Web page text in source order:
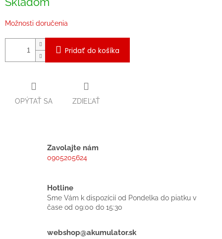
Možnosti doručenia
Pridať do košíka
OPÝTAŤ SA ZDIEĽAŤ
Zavolajte nám
0905205624
Hotline
Sme Vám k dispozícií od Pondelka do piatku v
čase od 09:00 do 15:30
webshop@akumulator.sk